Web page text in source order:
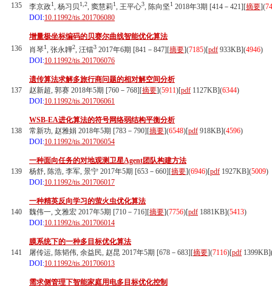
135
李京政1, 杨习贝1,2, 窦慧莉1, 王平心3, 陈向坚1 2018年3期 [414－421][摘要](
DOI:10.11992/tis.201706080
136
增量极坐标编码的贝赛尔曲线智能优化算法
肖琴1, 张永韡2, 汪镭3 2017年6期 [841－847][摘要](7185)[pdf 933KB](4946)
DOI:10.11992/tis.201706076
137
遗传算法求解多旅行商问题的相对解空间分析
赵新超, 郭赛 2018年5期 [760－768][摘要](5911)[pdf 1127KB](6344)
DOI:10.11992/tis.201706061
138
WSB-EA进化算法的符号网络弱结构平衡分析
常新功, 赵雅娟 2018年5期 [783－790][摘要](6548)[pdf 918KB](4596)
DOI:10.11992/tis.201706054
139
一种面向任务的对地观测卫星Agent团队构建方法
杨舒, 陈浩, 李军, 景宁 2017年5期 [653－660][摘要](6946)[pdf 1927KB](5009)
DOI:10.11992/tis.201706017
140
一种精英反向学习的萤火虫优化算法
魏伟一, 文雅宏 2017年5期 [710－716][摘要](7756)[pdf 1881KB](5413)
DOI:10.11992/tis.201706014
141
膜系统下的一种多目标优化算法
屠传运, 陈韬伟, 余益民, 赵昆 2017年5期 [678－683][摘要](7116)[pdf 1399KB]
DOI:10.11992/tis.201706013
需求侧管理下智能家庭用电多目标优化控制